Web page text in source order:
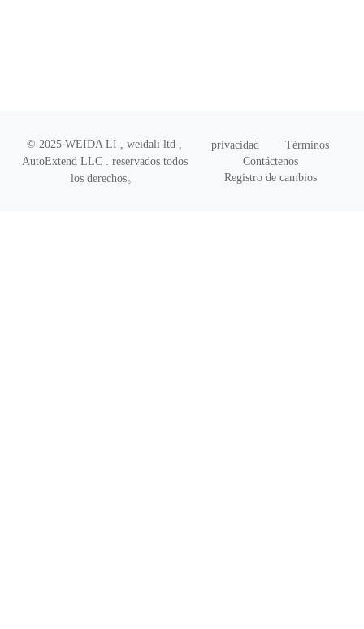
© 2025 WEIDA LI , weidali ltd ,
AutoExtend LLC . reservados todos
los derechos。
privacidad
Términos
Contáctenos
Registro de cambios